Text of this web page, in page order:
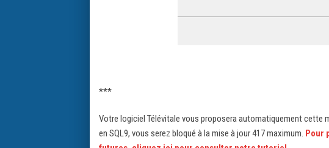
***
Votre logiciel Télévitale vous proposera automatiquement cette
en SQL9, vous serez bloqué à la mise à jour 417 maximum. Pour